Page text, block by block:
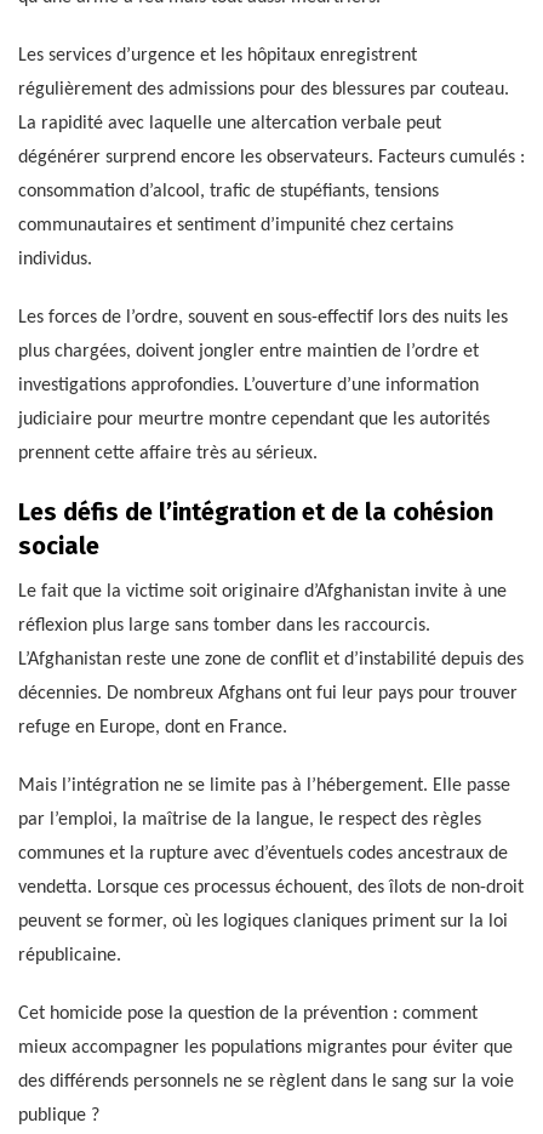
Les services d’urgence et les hôpitaux enregistrent
régulièrement des admissions pour des blessures par couteau.
La rapidité avec laquelle une altercation verbale peut
dégénérer surprend encore les observateurs. Facteurs cumulés :
consommation d’alcool, trafic de stupéfiants, tensions
communautaires et sentiment d’impunité chez certains
individus.
Les forces de l’ordre, souvent en sous-effectif lors des nuits les
plus chargées, doivent jongler entre maintien de l’ordre et
investigations approfondies. L’ouverture d’une information
judiciaire pour meurtre montre cependant que les autorités
prennent cette affaire très au sérieux.
Les défis de l’intégration et de la cohésion
sociale
Le fait que la victime soit originaire d’Afghanistan invite à une
réflexion plus large sans tomber dans les raccourcis.
L’Afghanistan reste une zone de conflit et d’instabilité depuis des
décennies. De nombreux Afghans ont fui leur pays pour trouver
refuge en Europe, dont en France.
Mais l’intégration ne se limite pas à l’hébergement. Elle passe
par l’emploi, la maîtrise de la langue, le respect des règles
communes et la rupture avec d’éventuels codes ancestraux de
vendetta. Lorsque ces processus échouent, des îlots de non-droit
peuvent se former, où les logiques claniques priment sur la loi
républicaine.
Cet homicide pose la question de la prévention : comment
mieux accompagner les populations migrantes pour éviter que
des différends personnels ne se règlent dans le sang sur la voie
publique ?